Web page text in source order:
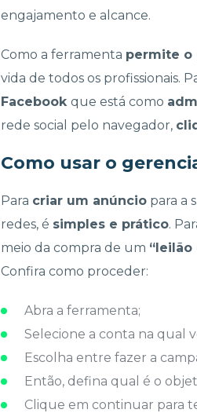
engajamento e alcance.
Como a ferramenta permite o
vida de todos os profissionais.
Facebook que está como
rede social pelo navegador,
Como usar o
Para criar um anúncio para a
redes, é simples e prático.
meio da compra de um “leilão
Confira como proceder:
Abra a ferramenta;
Selecione a conta na qual
Escolha entre fazer a
Então, defina qual é o
Clique em continuar para